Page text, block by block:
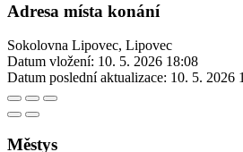
Adresa místa konání
Sokolovna Lipovec, Lipovec
Datum vložení: 10. 5. 2026 18:08
Datum poslední aktualizace: 10. 5. 2026
Městys